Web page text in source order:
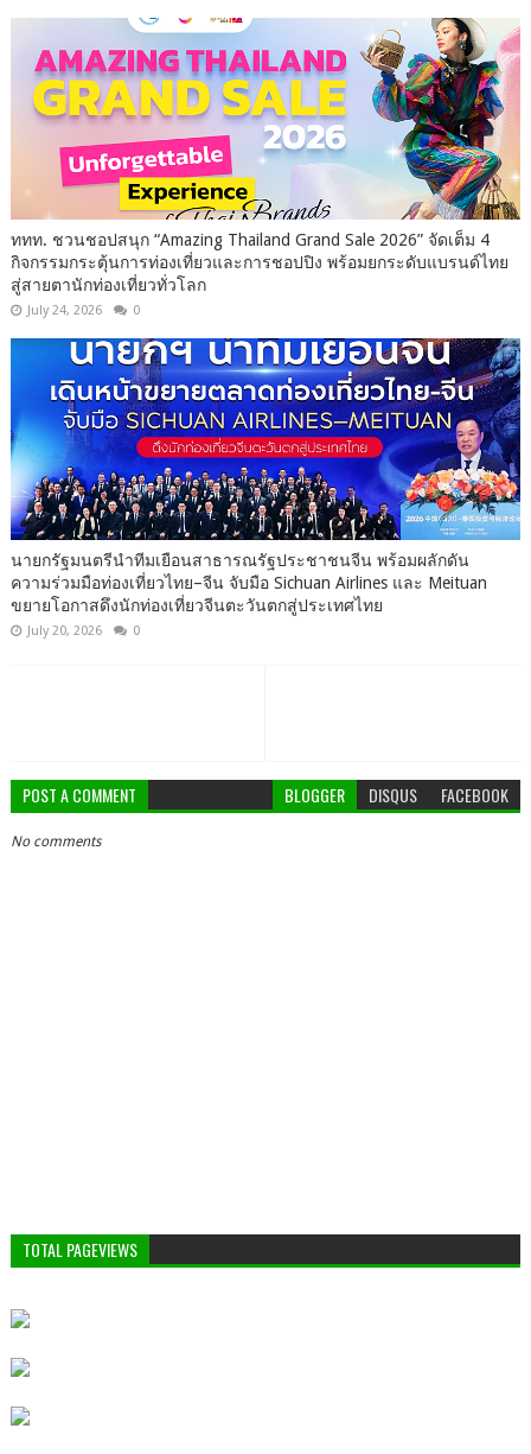
ททท. ชวนชอปสนุก “Amazing Thailand Grand Sale 2026” จัดเต็ม 4
กิจกรรมกระตุ้นการท่องเที่ยวและการชอปปิง พร้อมยกระดับแบรนด์ไทย
สู่สายตานักท่องเที่ยวทั่วโลก
July 24, 2026 0
นายกรัฐมนตรีนำทีมเยือนสาธารณรัฐประชาชนจีน พร้อมผลักดัน
ความร่วมมือท่องเที่ยวไทย–จีน จับมือ Sichuan Airlines และ Meituan
ขยายโอกาสดึงนักท่องเที่ยวจีนตะวันตกสู่ประเทศไทย
July 20, 2026 0
POST A COMMENT BLOGGER DISQUS FACEBOOK
No comments
TOTAL PAGEVIEWS